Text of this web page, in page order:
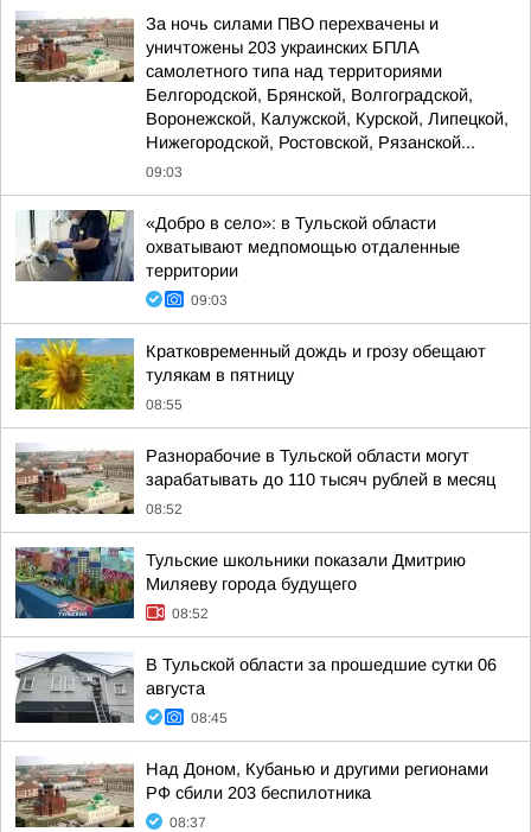
За ночь силами ПВО перехвачены и
уничтожены 203 украинских БПЛА
самолетного типа над территориями
Белгородской, Брянской, Волгоградской,
Воронежской, Калужской, Курской, Липецкой,
Нижегородской, Ростовской, Рязанской...
09:03
«Добро в село»: в Тульской области
охватывают медпомощью отдаленные
территории
09:03
Кратковременный дождь и грозу обещают
тулякам в пятницу
08:55
Разнорабочие в Тульской области могут
зарабатывать до 110 тысяч рублей в месяц
08:52
Тульские школьники показали Дмитрию
Миляеву города будущего
08:52
В Тульской области за прошедшие сутки 06
августа
08:45
Над Доном, Кубанью и другими регионами
РФ сбили 203 беспилотника
08:37